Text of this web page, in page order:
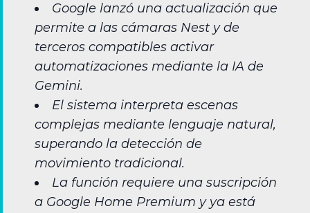
Google lanzó una actualización que
permite a las cámaras Nest y de
terceros compatibles activar
automatizaciones mediante la IA de
Gemini.
El sistema interpreta escenas
complejas mediante lenguaje natural,
superando la detección de
movimiento tradicional.
La función requiere una suscripción
a Google Home Premium y ya está